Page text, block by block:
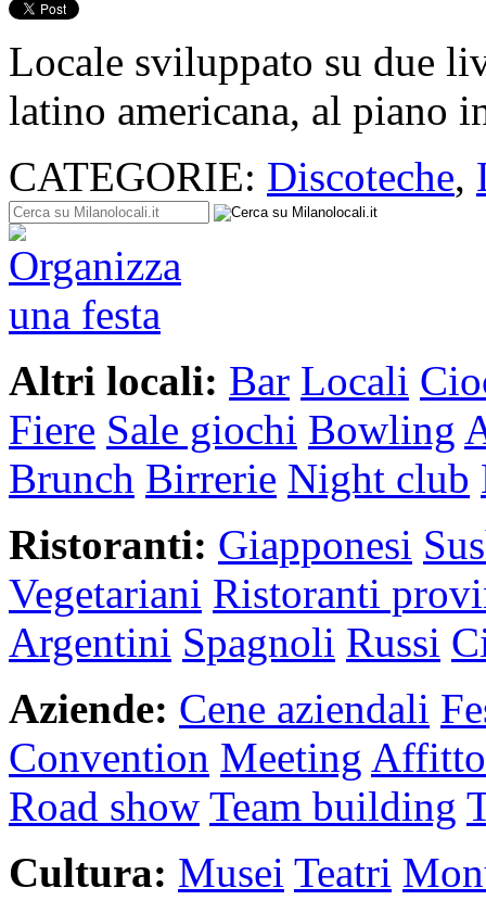
Locale sviluppato su due
latino americana, al piano
CATEGORIE: Discoteche,
Altri locali: Bar Locali
Fiere Sale giochi Bowling
Brunch Birrerie Night club
Ristoranti: Giapponesi
Vegetariani Ristoranti
Argentini Spagnoli Russi
Aziende: Cene aziendali
Convention Meeting
Road show Team building
Cultura: Musei Teatri